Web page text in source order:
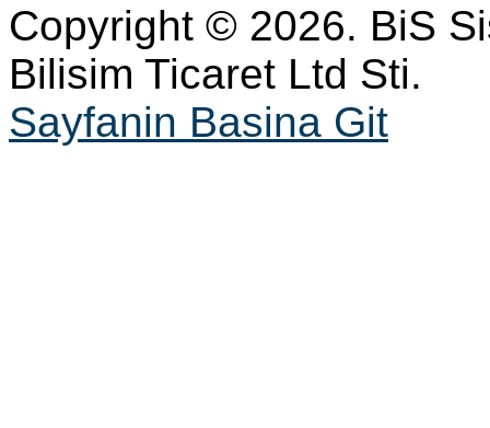
Copyright © 2026. BiS
Bilisim Ticaret Ltd Sti.
Sayfanin Basina Git